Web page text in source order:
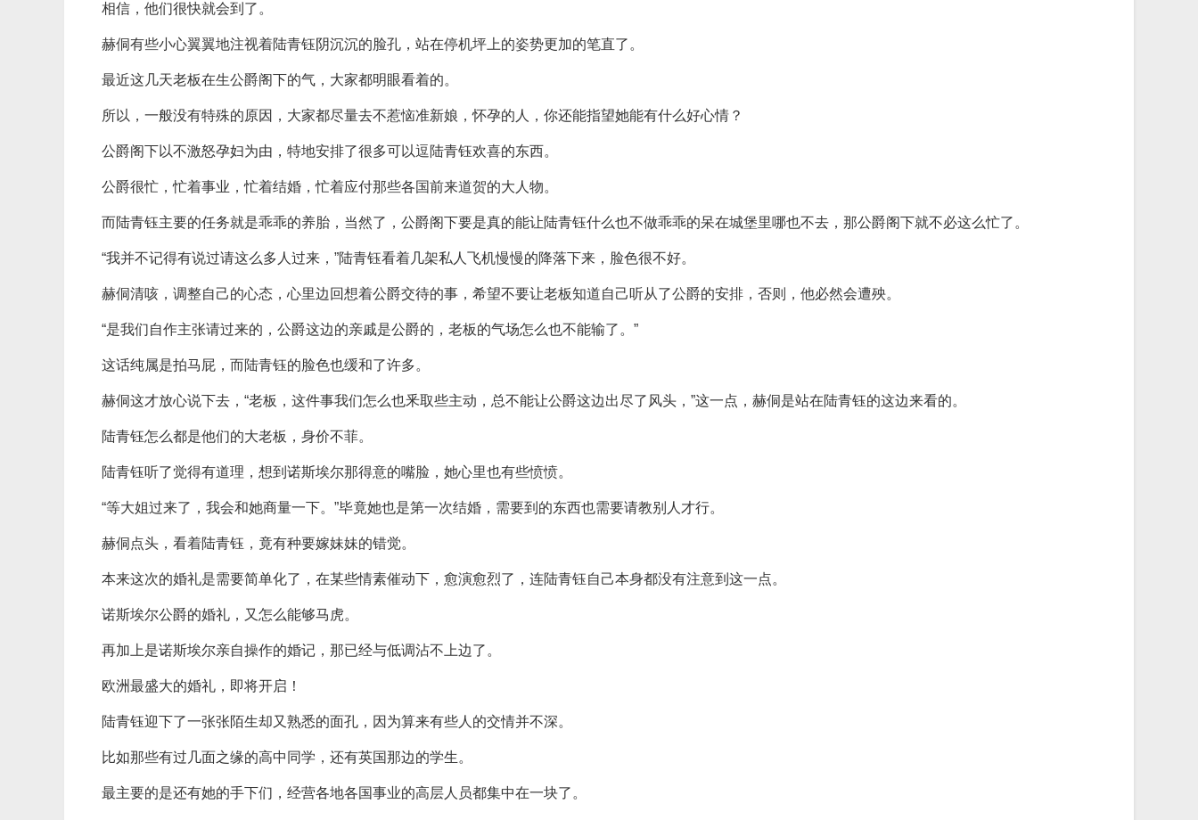
相信，他们很快就会到了。
赫侗有些小心翼翼地注视着陆青钰阴沉沉的脸孔，站在停机坪上的姿势更加的笔直了。
最近这几天老板在生公爵阁下的气，大家都明眼看着的。
所以，一般没有特殊的原因，大家都尽量去不惹恼准新娘，怀孕的人，你还能指望她能有什么好心情？
公爵阁下以不激怒孕妇为由，特地安排了很多可以逗陆青钰欢喜的东西。
公爵很忙，忙着事业，忙着结婚，忙着应付那些各国前来道贺的大人物。
而陆青钰主要的任务就是乖乖的养胎，当然了，公爵阁下要是真的能让陆青钰什么也不做乖乖的呆在城堡里哪也不去，那公爵阁下就不必这么忙了。
“我并不记得有说过请这么多人过来，”陆青钰看着几架私人飞机慢慢的降落下来，脸色很不好。
赫侗清咳，调整自己的心态，心里边回想着公爵交待的事，希望不要让老板知道自己听从了公爵的安排，否则，他必然会遭殃。
“是我们自作主张请过来的，公爵这边的亲戚是公爵的，老板的气场怎么也不能输了。”
这话纯属是拍马屁，而陆青钰的脸色也缓和了许多。
赫侗这才放心说下去，“老板，这件事我们怎么也釆取些主动，总不能让公爵这边出尽了风头，”这一点，赫侗是站在陆青钰的这边来看的。
陆青钰怎么都是他们的大老板，身价不菲。
陆青钰听了觉得有道理，想到诺斯埃尔那得意的嘴脸，她心里也有些愤愤。
“等大姐过来了，我会和她商量一下。”毕竟她也是第一次结婚，需要到的东西也需要请教别人才行。
赫侗点头，看着陆青钰，竟有种要嫁妹妹的错觉。
本来这次的婚礼是需要简单化了，在某些情素催动下，愈演愈烈了，连陆青钰自己本身都没有注意到这一点。
诺斯埃尔公爵的婚礼，又怎么能够马虎。
再加上是诺斯埃尔亲自操作的婚记，那已经与低调沾不上边了。
欧洲最盛大的婚礼，即将开启！
陆青钰迎下了一张张陌生却又熟悉的面孔，因为算来有些人的交情并不深。
比如那些有过几面之缘的高中同学，还有英国那边的学生。
最主要的是还有她的手下们，经营各地各国事业的高层人员都集中在一块了。